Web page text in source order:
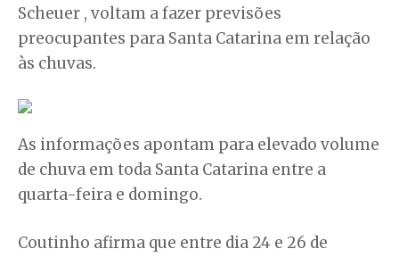
Scheuer , voltam a fazer previsões
preocupantes para Santa Catarina em relação
às chuvas.
As informações apontam para elevado volume
de chuva em toda Santa Catarina entre a
quarta-feira e domingo.
Coutinho afirma que entre dia 24 e 26 de